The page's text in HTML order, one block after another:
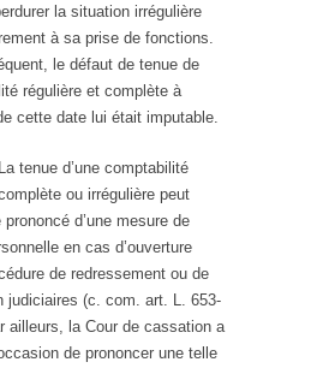
la situation irrégulière
à sa prise de fonctions.
le défaut de tenue de
régulière et complète à
cette date lui était imputable.
tenue d’une comptabilité
ou irrégulière peut
d’une mesure de
en cas d’ouverture
de redressement ou de
judiciaires (c. com. art. L. 653-
ailleurs, la Cour de cassation a
de prononcer une telle